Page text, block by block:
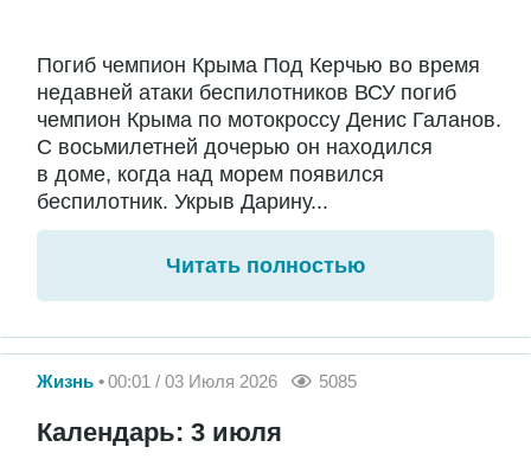
Погиб чемпион Крыма Под Керчью во время
недавней атаки беспилотников ВСУ погиб
чемпион Крыма по мотокроссу Денис Галанов.
С восьмилетней дочерью он находился
в доме, когда над морем появился
беспилотник. Укрыв Дарину...
Читать полностью
Жизнь 00:01 / 03 Июля 2026 5085
Календарь: 3 июля